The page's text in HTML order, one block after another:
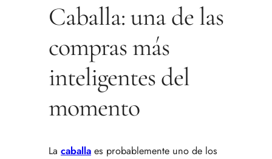
Caballa: una de las
compras más
inteligentes del
momento
La caballa es probablemente uno de los